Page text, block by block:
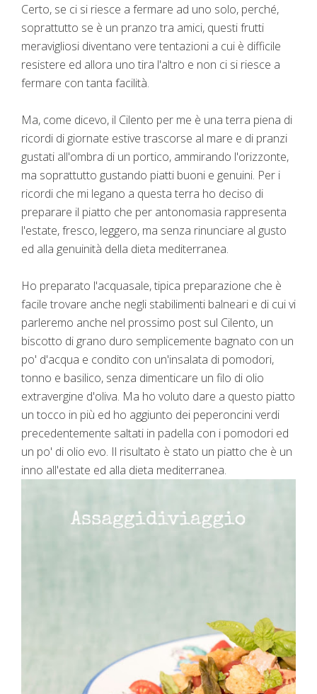
Certo, se ci si riesce a fermare ad uno solo, perché,
soprattutto se è un pranzo tra amici, questi frutti
meravigliosi diventano vere tentazioni a cui è difficile
resistere ed allora uno tira l'altro e non ci si riesce a
fermare con tanta facilità.
Ma, come dicevo, il Cilento per me è una terra piena di
ricordi di giornate estive trascorse al mare e di pranzi
gustati all'ombra di un portico, ammirando l'orizzonte,
ma soprattutto gustando piatti buoni e genuini. Per i
ricordi che mi legano a questa terra ho deciso di
preparare il piatto che per antonomasia rappresenta
l'estate, fresco, leggero, ma senza rinunciare al gusto
ed alla genuinità della dieta mediterranea.
Ho preparato l'acquasale, tipica preparazione che è
facile trovare anche negli stabilimenti balneari e di cui vi
parleremo anche nel prossimo post sul Cilento, un
biscotto di grano duro semplicemente bagnato con un
po' d'acqua e condito con un'insalata di pomodori,
tonno e basilico, senza dimenticare un filo di olio
extravergine d'oliva. Ma ho voluto dare a questo piatto
un tocco in più ed ho aggiunto dei peperoncini verdi
precedentemente saltati in padella con i pomodori ed
un po' di olio evo. Il risultato è stato un piatto che è un
inno all'estate ed alla dieta mediterranea.